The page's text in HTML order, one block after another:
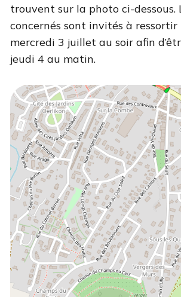
trouvent sur la photo ci-dessous.
concernés sont invités à ressortir
mercredi 3 juillet au soir afin
jeudi 4 au matin.